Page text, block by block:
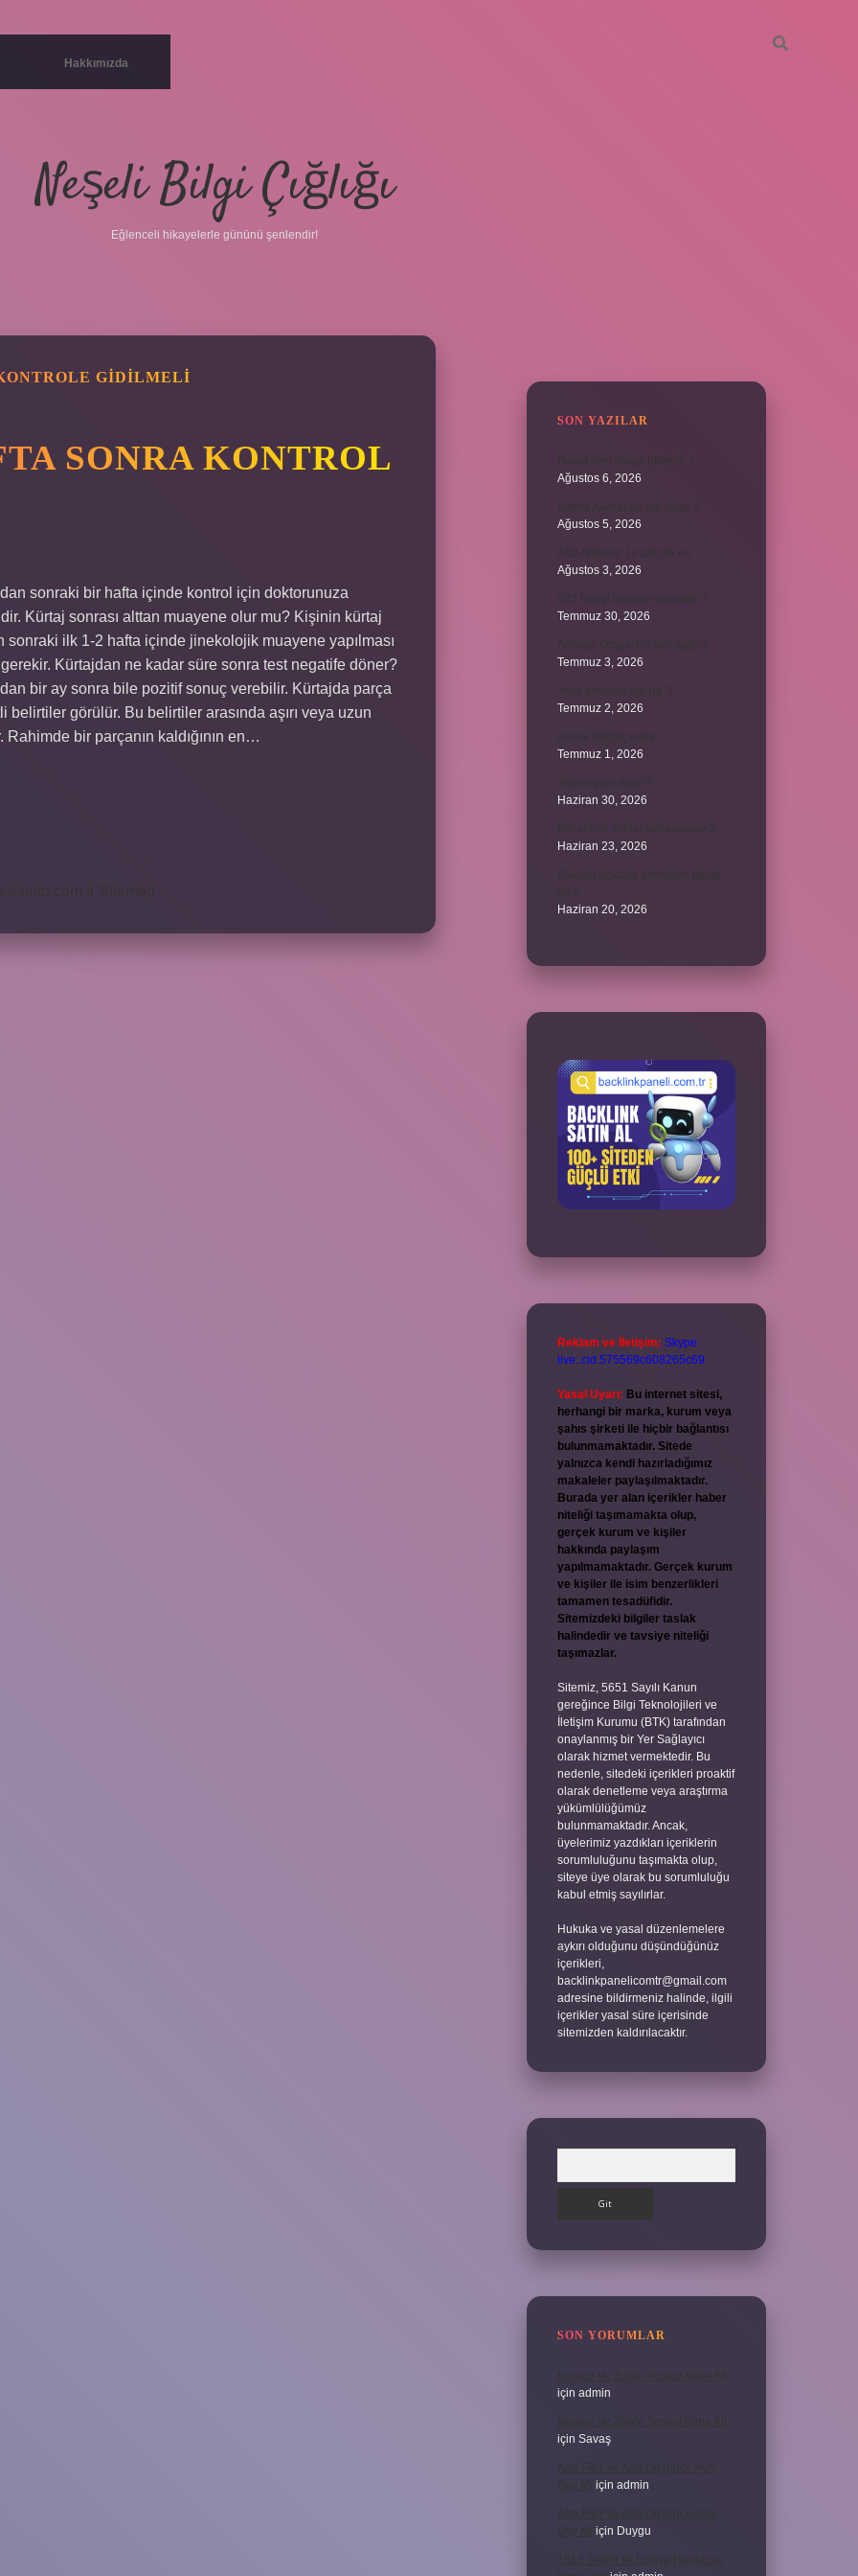
Hakkımızda
Neşeli Bilgi Çığlığı
Eğlenceli hikayelerle gününü şenlendir!
GIDILMELI
SONRA KONTROL
sonraki bir hafta içinde kontrol için doktorunuza
Kürtaj sonrası alttan muayene olur mu? Kişinin kürtaj
sonraki ilk 1-2 hafta içinde jinekolojik muayene yapılması
Kürtajdan ne kadar süre sonra test negatife döner?
bir ay sonra bile pozitif sonuç verebilir. Kürtajda parça
belirtiler görülür. Bu belirtiler arasında aşırı veya uzun
bir parçanın kaldığının en…
SON YAZILAR
Ağustos 6, 2026
Ağustos 5, 2026
Ağustos 3, 2026
Temmuz 30, 2026
Temmuz 3, 2026
Temmuz 2, 2026
Temmuz 1, 2026
Haziran 30, 2026
Haziran 23, 2026
Haziran 20, 2026
Reklam ve İletişim: Skype:
live:.cid.575569c608265c69
Yasal Uyarı: Bu internet sitesi,
herhangi bir marka, kurum veya
şahıs şirketi ile hiçbir bağlantısı
bulunmamaktadır. Sitede
yalnızca kendi hazırladığımız
makaleler paylaşılmaktadır.
Burada yer alan içerikler haber
niteliği taşımamakta olup,
gerçek kurum ve kişiler
hakkında paylaşım
yapılmamaktadır. Gerçek kurum
ve kişiler ile isim benzerlikleri
tamamen tesadüfidir.
Sitemizdeki bilgiler taslak
halindedir ve tavsiye niteliği
taşımazlar.
Sitemiz, 5651 Sayılı Kanun
gereğince Bilgi Teknolojileri ve
İletişim Kurumu (BTK) tarafından
onaylanmış bir Yer Sağlayıcı
olarak hizmet vermektedir. Bu
nedenle, sitedeki içerikleri proaktif
olarak denetleme veya araştırma
yükümlülüğümüz
bulunmamaktadır. Ancak,
üyelerimiz yazdıkları içeriklerin
sorumluluğunu taşımakta olup,
siteye üye olarak bu sorumluluğu
kabul etmiş sayılırlar.
Hukuka ve yasal düzenlemelere
aykırı olduğunu düşündüğünüz
içerikleri,
backlinkpanelicomtr@gmail.com
adresine bildirmeniz halinde, ilgili
içerikler yasal süre içerisinde
sitemizden kaldırılacaktır.
SON YORUMLAR
Kumun Ve Zuhûr Teorisi Kime Ait
için admin
Kumun Ve Zuhûr Teorisi Kime Ait
için Savaş
Ana Fikir Ve Ana Düşünce Aynı
Şey Mi için admin
Ana Fikir Ve Ana Düşünce Aynı
Şey Mi için Duygu
1513 Tarihli Ilk Dünya Haritasını